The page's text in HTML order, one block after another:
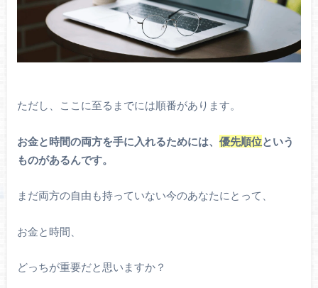
ただし、ここに至るまでには順番があります。
お金と時間の両方を手に入れるためには、 優先順位という
ものがあるんです。
まだ両方の自由も持っていない今のあなたにとって、
お金と時間、
どっちが重要だと思いますか？